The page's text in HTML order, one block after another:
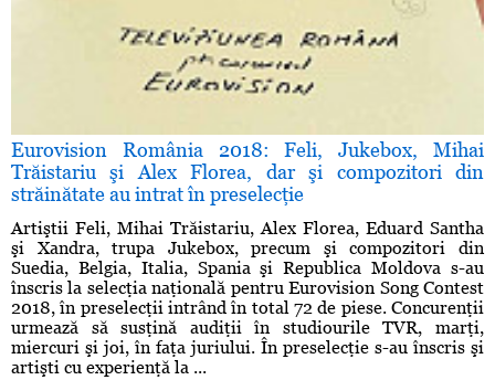
Eurovision România 2018: Feli, Jukebox, Mihai
Trăistariu şi Alex Florea, dar şi compozitori din
străinătate au intrat în preselecţie
Artiştii Feli, Mihai Trăistariu, Alex Florea, Eduard Santha
şi Xandra, trupa Jukebox, precum şi compozitori din
Suedia, Belgia, Italia, Spania şi Republica Moldova s-au
înscris la selecţia naţională pentru Eurovision Song Contest
2018, în preselecţii intrând în total 72 de piese. Concurenţii
urmează să susţină audiţii în studiourile TVR, marţi,
miercuri şi joi, în faţa juriului. În preselecţie s-au înscris şi
artişti cu experienţă la ...